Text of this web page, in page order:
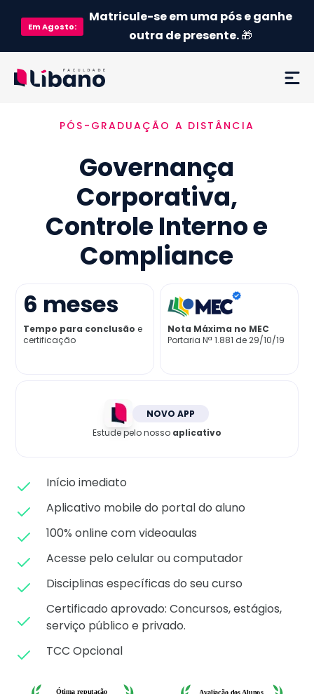
EmAgosto:
Matricule-se em uma pós e ganhe
outra de presente.🎁
Ementa
Como funciona
Credenciamento MEC
Matricule-se
PÓS-GRADUAÇÃO A DISTÂNCIA
Governança
Corporativa,
Controle Interno e
Compliance
6 meses
Tempo para conclusão e
certificação
Nota Máxima no MEC
Portaria Nª 1.881 de 29/10/19
NOVO APP
Estude pelo nosso aplicativo
Início imediato
Aplicativo mobile do portal do aluno
100% online com videoaulas
Acesse pelo celular ou computador
Disciplinas específicas do seu curso
Certificado aprovado: Concursos, estágios,
serviço público e privado.
TCC Opcional